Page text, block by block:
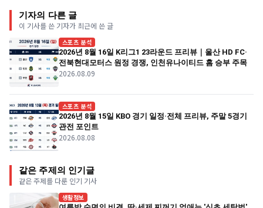
기자의 다른 글
이 기사를 쓴 기자가 최근에 쓴 글
스포츠 분석
2026년 8월 16일 K리그1 23라운드 프리뷰｜울산 HD FC·
전북현대모터스 원정 경쟁, 인천유나이티드 홈 승부 주목
2026.08.09
스포츠 분석
2026년 8월 15일 KBO 경기 일정·전체 프리뷰, 주말 5경기
관전 포인트
2026.08.08
같은 주제의 인기글
같은 주제를 다룬 인기 기사
생활정보